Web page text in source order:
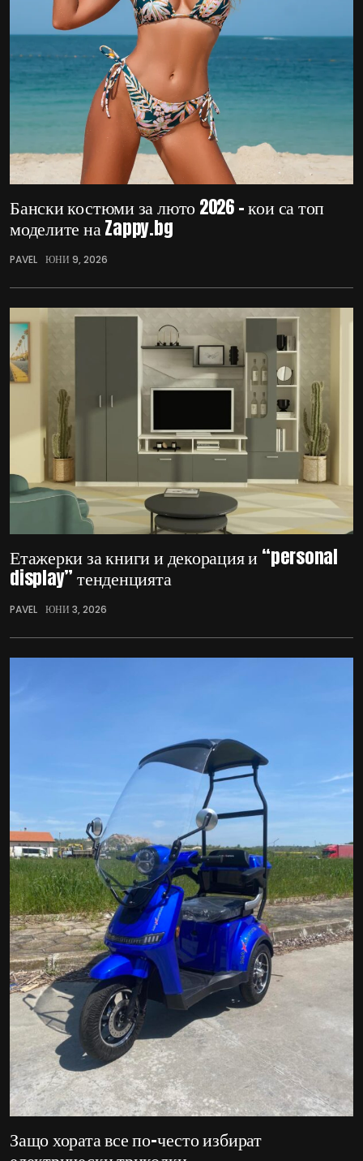
Бански костюми за люто 2026 – кои са топ
моделите на Zappy.bg
PAVEL ЮНИ 9, 2026
Етажерки за книги и декорация и “personal
display” тенденцията
PAVEL ЮНИ 3, 2026
Защо хората все по-често избират